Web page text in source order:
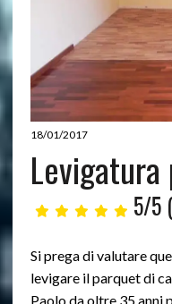
18/01/2017
5/5
Si prega di valutare
levigare il parquet di
Paolo da oltre 35 anni